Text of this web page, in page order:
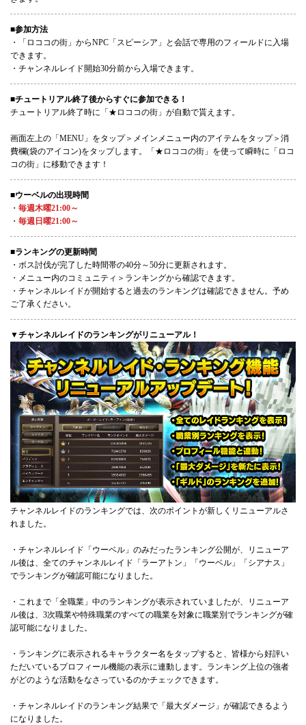
■参加方法
・「ロココの街」からNPC「スピーシア」と会話で専用のフィールドに入場
できます。
・チャンネルレイド開始30分前から入場できます。
■チュートリアル終了後からすぐに参加できる！
チュートリアル終了時に「★ロココの街」が自動で貰えます。
画面左上の「MENU」をタップ＞メインメニュー内のアイテムをタップ＞消
費欄(袋のアイコン)をタップします。「★ロココの街」を使って瞬時に「ロコ
コの街」に移動できます！
■ウーベルの出現時間
・ 毎週木曜21:00～
・ 毎週日曜21:00～
■ランキングの更新時間
・ボス討伐が完了した時間帯の40分～50分に更新されます。
・メニュー内のコミュニティ＞ランキングから確認できます。
・チャンネルレイドが開始すると過去のランキングは確認できません。予め
ご了承ください。
▼チャンネルレイドのランキングがリニューアル！
チャンネルレイドのランキングでは、次のポイントが新しくリニューアルさ
れました。
・チャンネルレイド「ウーベル」のみだったランキング公開が、リニューア
ル後は、全てのチャンネルレイド「ラーアトン」「ウーベル」「シアナス」
でランキングが確認可能になりました。
・これまで「全職業」中のランキングが表示されていましたが、リニューア
ル後は、3次職業や特殊職業のすべての職業を対象に職業別でランキングが確
認可能になりました。
・ランキングに表示されるキャラクター名をタップすると、皆様から好評い
ただいているプロフィール機能の表示に連動します。ランキング上位の強者
がどのような活動をなさっているのかチェックできます。
・チャンネルレイドのランキング結果で「最大ダメージ」が確認できるよう
になりました。